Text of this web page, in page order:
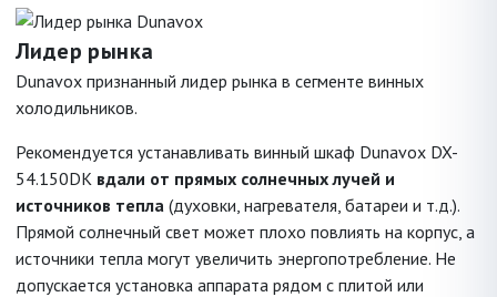
Лидер рынка
Dunavox признанный лидер рынка в сегменте винных
холодильников.
Рекомендуется устанавливать винный шкаф Dunavox DX-
54.150DK вдали от прямых солнечных лучей и
источников тепла (духовки, нагревателя, батареи и т.д.).
Прямой солнечный свет может плохо повлиять на корпус, а
источники тепла могут увеличить энергопотребление. Не
допускается установка аппарата рядом с плитой или